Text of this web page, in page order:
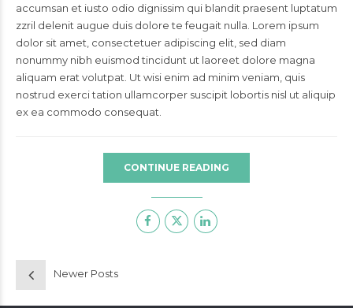
accumsan et iusto odio dignissim qui blandit praesent luptatum
zzril delenit augue duis dolore te feugait nulla. Lorem ipsum
dolor sit amet, consectetuer adipiscing elit, sed diam
nonummy nibh euismod tincidunt ut laoreet dolore magna
aliquam erat volutpat. Ut wisi enim ad minim veniam, quis
nostrud exerci tation ullamcorper suscipit lobortis nisl ut aliquip
ex ea commodo consequat.
CONTINUE READING
Newer Posts